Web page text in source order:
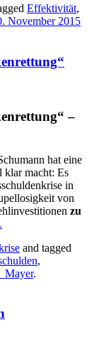
Effektivität,
November 2015
–
hat eine
klar macht: Es
in
von
zu
and tagged
,
.